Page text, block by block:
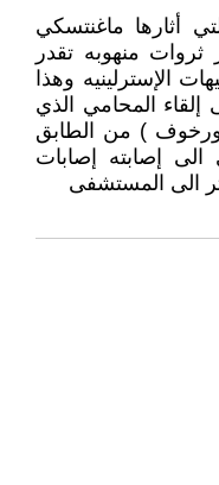
أثارها ماغنتسكي
منهوبه تقدر
الإسترلينيه وهذا
في العام 2017 الى إلقاء المحامي الذي
) من الطابق
الى إصابته إصابات
الى المستشفى